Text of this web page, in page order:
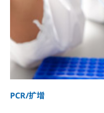
PCR/扩增